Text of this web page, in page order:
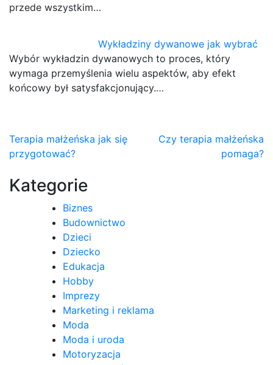
przede wszystkim…
Wykładziny dywanowe jak wybrać
Wybór wykładzin dywanowych to proces, który
wymaga przemyślenia wielu aspektów, aby efekt
końcowy był satysfakcjonujący.…
Nawigacja
wpisu
Terapia małżeńska jak się
przygotować?
Czy terapia małżeńska
pomaga?
Kategorie
Biznes
Budownictwo
Dzieci
Dziecko
Edukacja
Hobby
Imprezy
Marketing i reklama
Moda
Moda i uroda
Motoryzacja